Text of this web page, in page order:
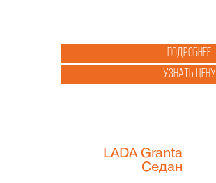
Подробнее
Узнать цену
LADA Granta
Седан